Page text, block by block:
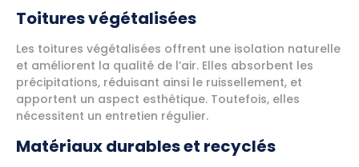
Toitures végétalisées
Les toitures végétalisées offrent une isolation naturelle
et améliorent la qualité de l’air. Elles absorbent les
précipitations, réduisant ainsi le ruissellement, et
apportent un aspect esthétique. Toutefois, elles
nécessitent un entretien régulier.
Matériaux durables et recyclés